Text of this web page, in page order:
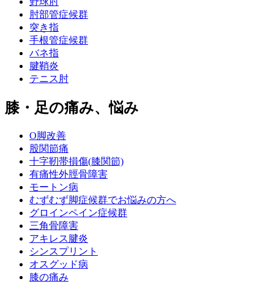
肘部管症候群
突き指
手根管症候群
バネ指
腱鞘炎
テニス肘
膝・足の痛み、悩み
O脚改善
股関節痛
十字靭帯損傷(膝関節)
有痛性外脛骨障害
モートン病
むずむず脚症候群でお悩みの方へ
グロインペイン症候群
三角骨障害
アキレス腱炎
シンスプリント
オスグッド病
膝の痛み